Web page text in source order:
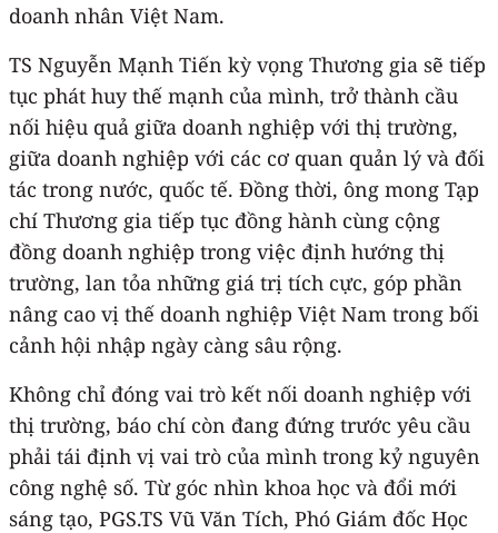
doanh nhân Việt Nam.
TS Nguyễn Mạnh Tiến kỳ vọng Thương gia sẽ tiếp
tục phát huy thế mạnh của mình, trở thành cầu
nối hiệu quả giữa doanh nghiệp với thị trường,
giữa doanh nghiệp với các cơ quan quản lý và đối
tác trong nước, quốc tế. Đồng thời, ông mong Tạp
chí Thương gia tiếp tục đồng hành cùng cộng
đồng doanh nghiệp trong việc định hướng thị
trường, lan tỏa những giá trị tích cực, góp phần
nâng cao vị thế doanh nghiệp Việt Nam trong bối
cảnh hội nhập ngày càng sâu rộng.
Không chỉ đóng vai trò kết nối doanh nghiệp với
thị trường, báo chí còn đang đứng trước yêu cầu
phải tái định vị vai trò của mình trong kỷ nguyên
công nghệ số. Từ góc nhìn khoa học và đổi mới
sáng tạo, PGS.TS Vũ Văn Tích, Phó Giám đốc Học